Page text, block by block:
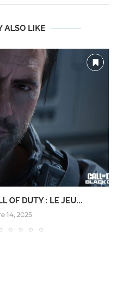
ALSO LIKE
OF DUTY : LE JEU...
14, 2025